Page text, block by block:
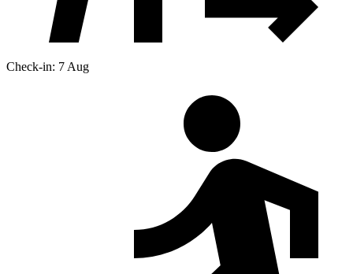
Check-in: 7 Aug